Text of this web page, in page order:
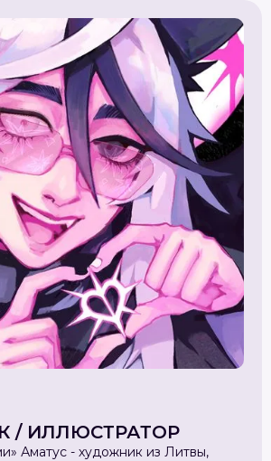
/ ИЛЛЮСТРАТОР
Аматус - художник из Литвы,